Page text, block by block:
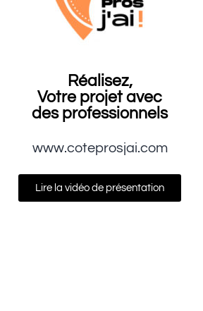
Réalisez,
Votre projet avec
des professionnels
www.coteprosjai.com
Lire la vidéo de présentation